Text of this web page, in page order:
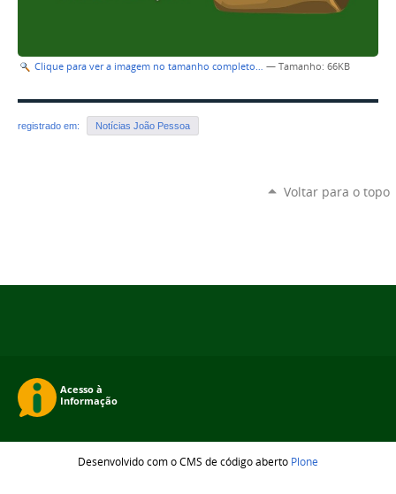
Clique para ver a imagem no tamanho completo… — Tamanho: 66KB
registrado em: Notícias João Pessoa
Voltar para o topo
Desenvolvido com o CMS de código aberto Plone